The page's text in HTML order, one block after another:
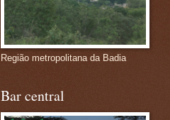
Região metropolitana da Badia
Bar central